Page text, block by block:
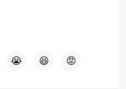
😭 😆 😡